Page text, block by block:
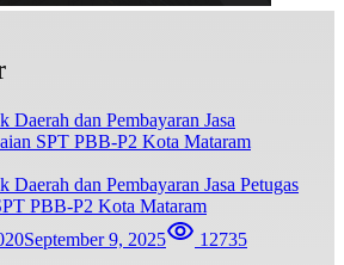
Daerah dan Pembayaran Jasa Petugas
PBB-P2 Kota Mataram
September 9, 2025 12735